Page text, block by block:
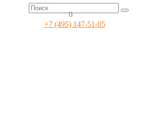
0
+7 (495) 147-51-05